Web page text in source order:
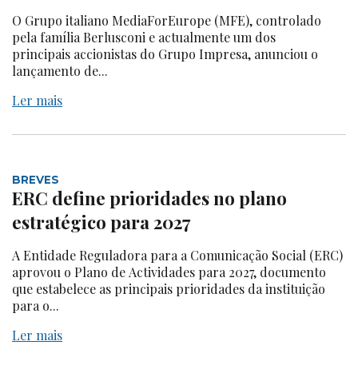
O Grupo italiano MediaForEurope (MFE), controlado
pela família Berlusconi e actualmente um dos
principais accionistas do Grupo Impresa, anunciou o
lançamento de...
Ler mais
BREVES
ERC define prioridades no plano
estratégico para 2027
A Entidade Reguladora para a Comunicação Social (ERC)
aprovou o Plano de Actividades para 2027, documento
que estabelece as principais prioridades da instituição
para o...
Ler mais